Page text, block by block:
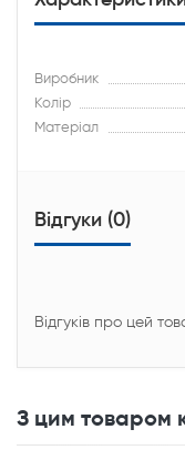
Виробник
Колір
Матеріал
Відгуки (0)
Відгуків про цей
З цим товаром